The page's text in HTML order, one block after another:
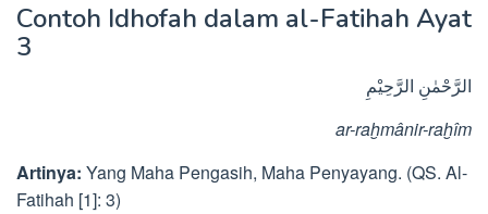
Contoh Idhofah dalam al-Fatihah Ayat
3
الرَّحْمٰنِ الرَّحِيْمِ
ar-raḫmânir-raḫîm
Artinya: Yang Maha Pengasih, Maha Penyayang. (QS. Al-
Fatihah [1]: 3)